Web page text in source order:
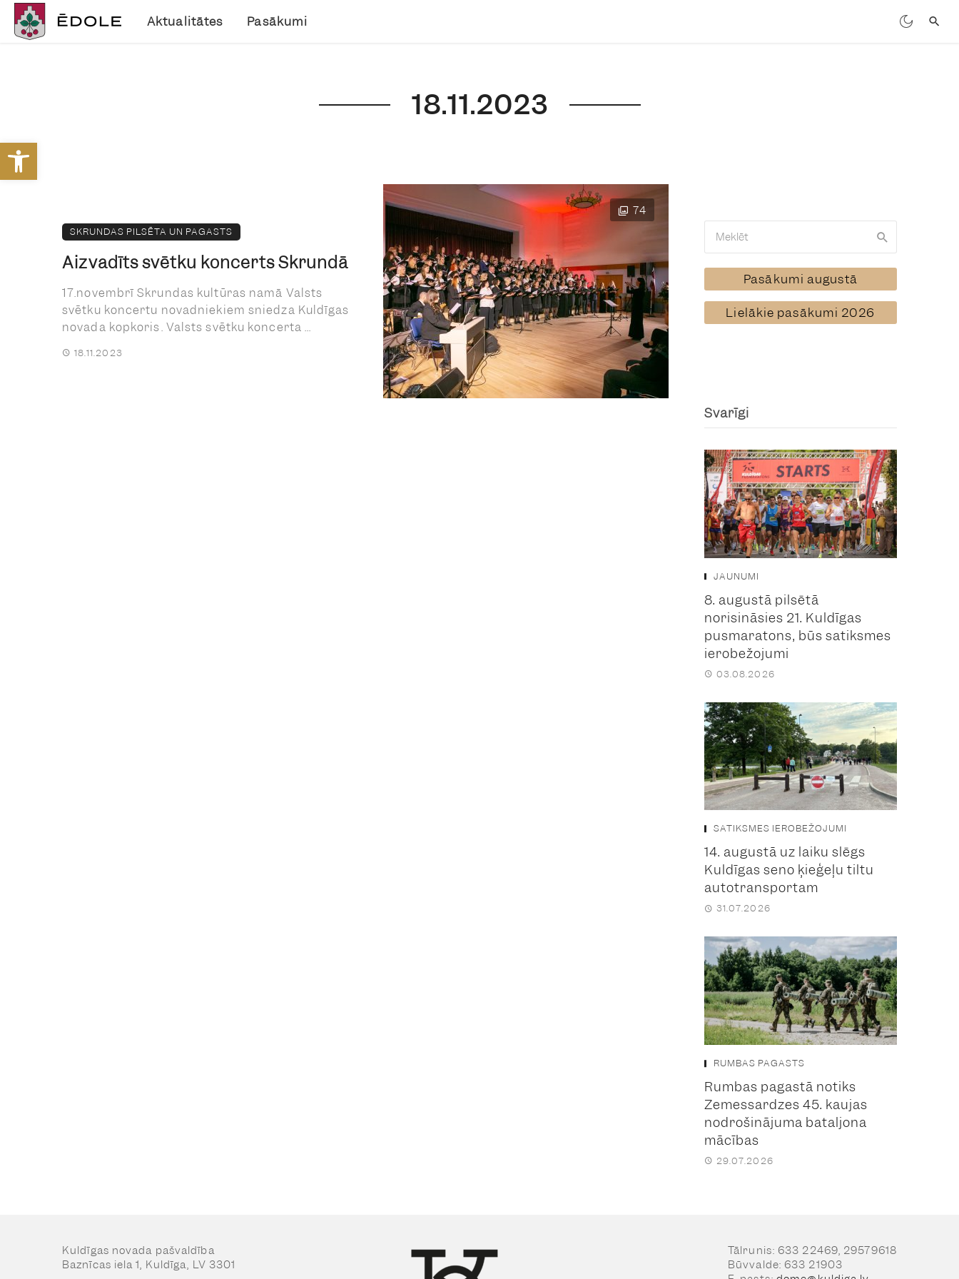
Open toolbar
Aktualitātes Pasākumi
18.11.2023
74
SKRUNDAS PILSĒTA UN PAGASTS
Aizvadīts svētku koncerts Skrundā
17.novembrī Skrundas kultūras namā Valsts
svētku koncertu novadniekiem sniedza Kuldīgas
novada kopkoris. Valsts svētku koncerta ...
18.11.2023
Pasākumi augustā
Lielākie pasākumi 2026
Svarīgi
JAUNUMI
8. augustā pilsētā
norisināsies 21. Kuldīgas
pusmaratons, būs satiksmes
ierobežojumi
03.08.2026
SATIKSMES IEROBEŽOJUMI
14. augustā uz laiku slēgs
Kuldīgas seno ķieģeļu tiltu
autotransportam
31.07.2026
RUMBAS PAGASTS
Rumbas pagastā notiks
Zemessardzes 45. kaujas
nodrošinājuma bataljona
mācības
29.07.2026
Kuldīgas novada pašvaldība
Baznīcas iela 1, Kuldīga, LV 3301
Tālrunis: 633 22469, 29579618
Būvvalde: 633 21903